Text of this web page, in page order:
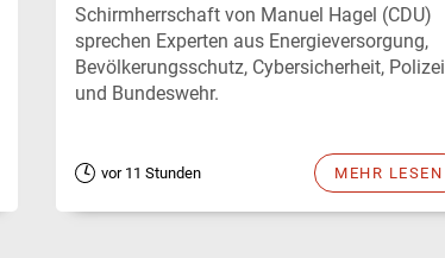
Schirmherrschaft von Manuel Hagel (CDU)
sprechen Experten aus Energieversorgung,
Bevölkerungsschutz, Cybersicherheit, Polizei
und Bundeswehr.
vor 11 Stunden MEHR LESEN